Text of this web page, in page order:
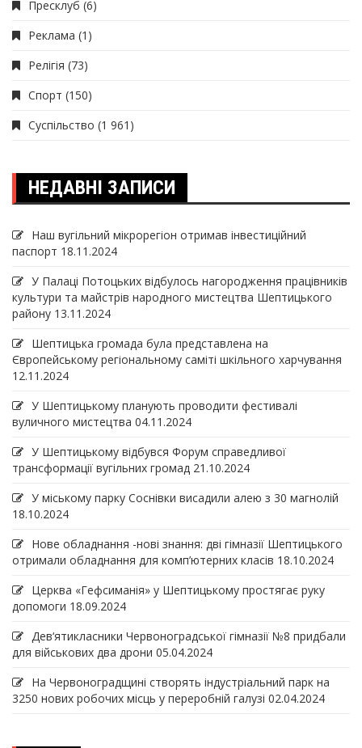
Пресклуб (6)
Реклама (1)
Релігія (73)
Спорт (150)
Суспільство (1 961)
НЕДАВНІ ЗАПИСИ
Наш вугільний мікрорегіон отримав інвеcтиційний
паспорт 18.11.2024
У Палаці Потоцьких відбулось нагородження працівників
культури та майстрів народного мистецтва Шептицького
району 13.11.2024
Шептицька громада була представлена на
Європейському регіональному саміті шкільного харчування
12.11.2024
У Шептицькому планують проводити фестивалі
вуличного мистецтва 04.11.2024
У Шептицькому відбувся Форум справедливої
трансформації вугільних громад 21.10.2024
У міському парку Соснівки висадили алею з 30 магнолій
18.10.2024
Нове обладнання -нові знання: дві гімназії Шептицького
отримали обладнання для комп’ютерних класів 18.10.2024
Церква «Гефсиманія» у Шептицькому простягає руку
допомоги 18.09.2024
Дев‘ятикласники Червоноградської гімназії №8 придбали
для військових два дрони 05.04.2024
На Червоноградщині створять індустріальний парк на
3250 нових робочих місць у переробній галузі 02.04.2024